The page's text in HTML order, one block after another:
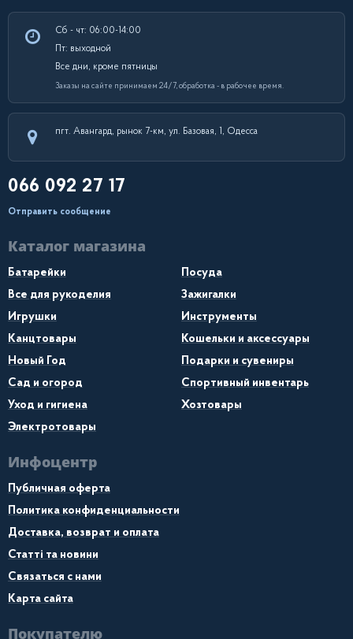
Сб - чт: 06:00-14:00
Пт: выходной
Все дни, кроме пятницы
Заказы на сайте принимаем 24/7, обработка - в рабочее время.
пгт. Авангард, рынок 7-км, ул. Базовая, 1, Одесса
066 092 27 17
Отправить сообщение
Каталог магазина
Батарейки
Посуда
Все для рукоделия
Зажигалки
Игрушки
Инструменты
Канцтовары
Кошельки и аксессуары
Новый Год
Подарки и сувениры
Сад и огород
Спортивный инвентарь
Уход и гигиена
Хозтовары
Электротовары
Инфоцентр
Публичная оферта
Политика конфиденциальности
Доставка, возврат и оплата
Статті та новини
Связаться с нами
Карта сайта
Покупателю